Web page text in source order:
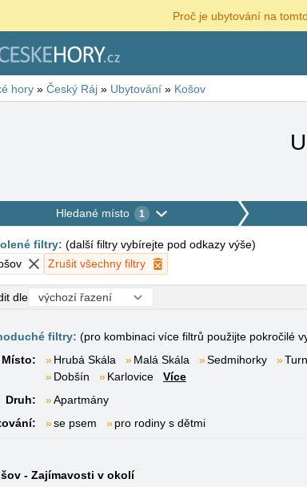
Proč je ubytování na
hory » Český Ráj » Ubytování » Košov
Hledané místo 1
filtry: (další filtry vybírejte pod odkazy výše)
Zrušit všechny filtry
dle
filtry: (pro kombinaci více filtrů použijte pokročilé
Místo:
Hrubá Skála Malá Skála Sedmihorky
Dobšín
Karlovice
Více
Druh:
Apartmány
se psem pro rodiny s dětmi
- Zajímavosti v okolí